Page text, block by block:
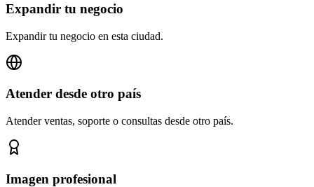
Expandir tu negocio
Expandir tu negocio en esta ciudad.
Atender desde otro país
Atender ventas, soporte o consultas desde otro país.
Imagen profesional